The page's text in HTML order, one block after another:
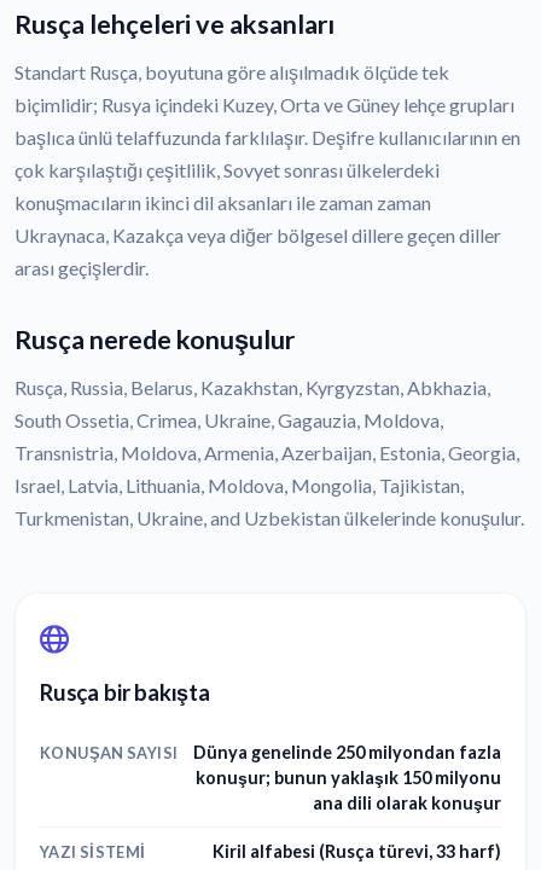
Rusça lehçeleri ve aksanları
Standart Rusça, boyutuna göre alışılmadık ölçüde tek
biçimlidir; Rusya içindeki Kuzey, Orta ve Güney lehçe grupları
başlıca ünlü telaffuzunda farklılaşır. Deşifre kullanıcılarının en
çok karşılaştığı çeşitlilik, Sovyet sonrası ülkelerdeki
konuşmacıların ikinci dil aksanları ile zaman zaman
Ukraynaca, Kazakça veya diğer bölgesel dillere geçen diller
arası geçişlerdir.
Rusça nerede konuşulur
Rusça, Russia, Belarus, Kazakhstan, Kyrgyzstan, Abkhazia,
South Ossetia, Crimea, Ukraine, Gagauzia, Moldova,
Transnistria, Moldova, Armenia, Azerbaijan, Estonia, Georgia,
Israel, Latvia, Lithuania, Moldova, Mongolia, Tajikistan,
Turkmenistan, Ukraine, and Uzbekistan ülkelerinde konuşulur.
Rusça bir bakışta
KONUŞAN SAYISI
Dünya genelinde 250 milyondan fazla
konuşur; bunun yaklaşık 150 milyonu
ana dili olarak konuşur
YAZI SISTEMI Kiril alfabesi (Rusça türevi, 33 harf)